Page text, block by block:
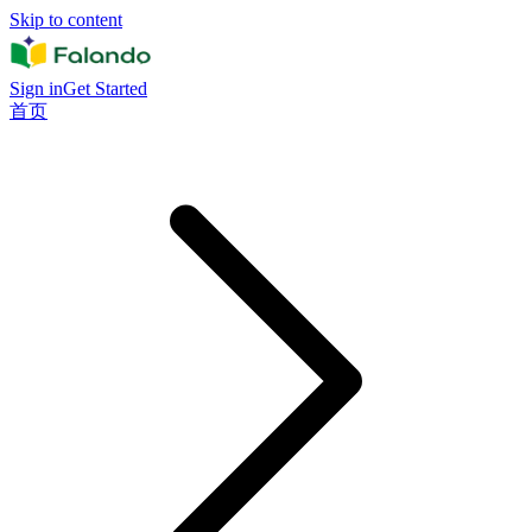
Skip to content
Sign inGet Started
首页